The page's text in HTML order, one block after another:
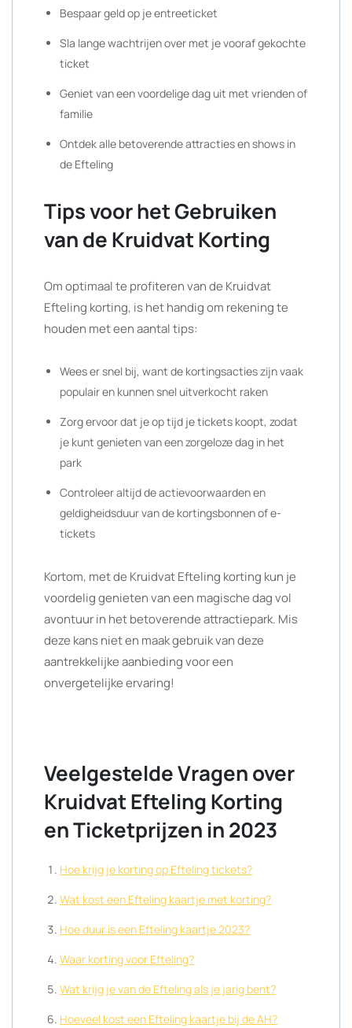
Bespaar geld op je entreeticket
Sla lange wachtrijen over met je vooraf gekochte
ticket
Geniet van een voordelige dag uit met vrienden of
familie
Ontdek alle betoverende attracties en shows in
de Efteling
Tips voor het Gebruiken
van de Kruidvat Korting
Om optimaal te profiteren van de Kruidvat
Efteling korting, is het handig om rekening te
houden met een aantal tips:
Wees er snel bij, want de kortingsacties zijn vaak
populair en kunnen snel uitverkocht raken
Zorg ervoor dat je op tijd je tickets koopt, zodat
je kunt genieten van een zorgeloze dag in het
park
Controleer altijd de actievoorwaarden en
geldigheidsduur van de kortingsbonnen of e-
tickets
Kortom, met de Kruidvat Efteling korting kun je
voordelig genieten van een magische dag vol
avontuur in het betoverende attractiepark. Mis
deze kans niet en maak gebruik van deze
aantrekkelijke aanbieding voor een
onvergetelijke ervaring!
Veelgestelde Vragen over
Kruidvat Efteling Korting
en Ticketprijzen in 2023
Hoe krijg je korting op Efteling tickets?
Wat kost een Efteling kaartje met korting?
Hoe duur is een Efteling kaartje 2023?
Waar korting voor Efteling?
Wat krijg je van de Efteling als je jarig bent?
Hoeveel kost een Efteling kaartje bij de AH?